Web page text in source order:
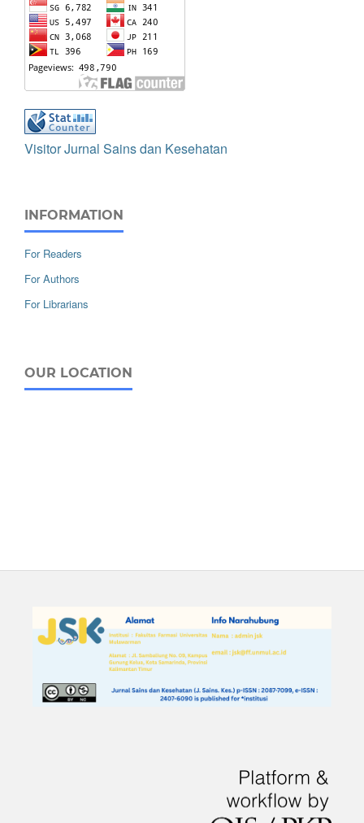
Visitor Jurnal Sains dan Kesehatan
INFORMATION
For Readers
For Authors
For Librarians
OUR LOCATION